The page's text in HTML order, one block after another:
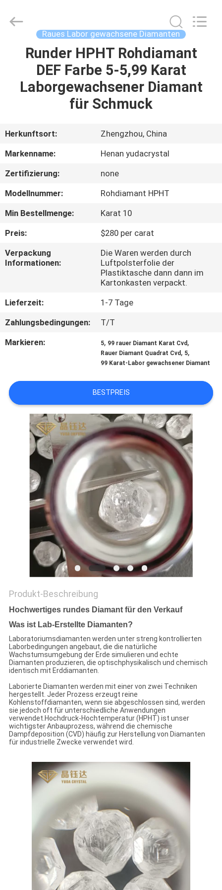
HAUS
PRODUKTE
UNS
AUSFLUG
QUALITÄTSKONTROLLE
TRETEN
SIE
UNS
VERBINDUNG
FÄLLE
SITEMAP
PRIVACY
POLICY
Crystal
Co.,Ltd.
Raues Labor gewachsene Diamanten
Runder HPHT Rohdiamant
DEF Farbe 5-5,99 Karat
Laborgewachsener Diamant
für Schmuck
Herkunftsort:
Zhengzhou, China
Markenname:
Henan yudacrystal
Zertifizierung:
none
Modellnummer:
Rohdiamant HPHT
Min Bestellmenge:
Karat 10
Preis:
$280 per carat
Verpackung
Informationen:
Die Waren werden durch
Luftpolsterfolie der
Plastiktasche dann dann im
Kartonkasten verpackt.
Lieferzeit:
1-7 Tage
Zahlungsbedingungen:
T/T
Markieren:
5, 99 rauer Diamant Karat Cvd ,
Rauer Diamant Quadrat Cvd , 5,
99 Karat-Labor gewachsener Diamant
BESTPREIS
Produkt-Beschreibung
Hochwertiges rundes Diamant für den Verkauf
Was ist Lab-Erstellte Diamanten?
Laboratoriumsdiamanten werden unter streng kontrollierten
Laborbedingungen angebaut, die die natürliche
Wachstumsumgebung der Erde simulieren und echte
Diamanten produzieren, die optischphysikalisch und chemisch
identisch mit Erddiamanten.
Laborierte Diamanten werden mit einer von zwei Techniken
hergestellt. Jeder Prozess erzeugt reine
Kohlenstoffdiamanten, wenn sie abgeschlossen sind, werden
sie jedoch oft für unterschiedliche Anwendungen
verwendet.Hochdruck-Hochtemperatur (HPHT) ist unser
wichtigster Anbauprozess, während die chemische
Dampfdeposition (CVD) häufig zur Herstellung von Diamanten
für industrielle Zwecke verwendet wird.